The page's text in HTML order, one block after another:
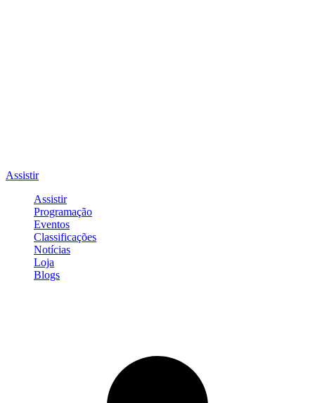
Assistir
Assistir
Programação
Eventos
Classificações
Notícias
Loja
Blogs